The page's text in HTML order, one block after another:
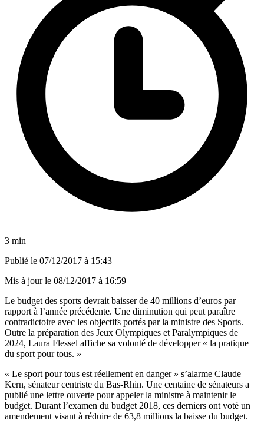
3 min
Publié le 07/12/2017 à 15:43
Mis à jour le 08/12/2017 à 16:59
Le budget des sports devrait baisser de 40 millions d’euros par
rapport à l’année précédente. Une diminution qui peut paraître
contradictoire avec les objectifs portés par la ministre des Sports.
Outre la préparation des Jeux Olympiques et Paralympiques de
2024, Laura Flessel affiche sa volonté de développer « la pratique
du sport pour tous. »
« Le sport pour tous est réellement en danger » s’alarme Claude
Kern, sénateur centriste du Bas-Rhin. Une centaine de sénateurs a
publié une lettre ouverte pour appeler la ministre à maintenir le
budget. Durant l’examen du budget 2018, ces derniers ont voté un
amendement visant à réduire de 63,8 millions la baisse du budget.